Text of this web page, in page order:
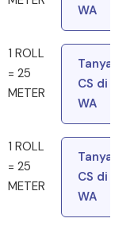
WA
1 ROLL
= 25
METER
Tanya
CS di
WA
1 ROLL
= 25
METER
Tanya
CS di
WA